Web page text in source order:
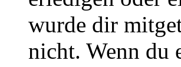
wurde dir
nicht. Wenn du